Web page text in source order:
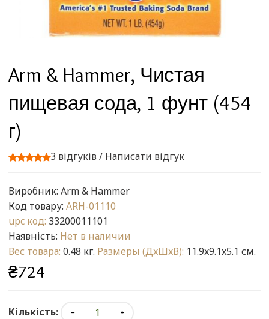
Arm & Hammer, Чистая
пищевая сода, 1 фунт (454
г)
3 відгуків/ Написати відгук
Виробник: Arm & Hammer
Код товару: ARH-01110
upc код: 33200011101
Наявність: Нет в наличии
Вес товара: 0.48 кг. Размеры (ДxШxВ): 11.9x9.1x5.1 см.
₴724
Кількість: